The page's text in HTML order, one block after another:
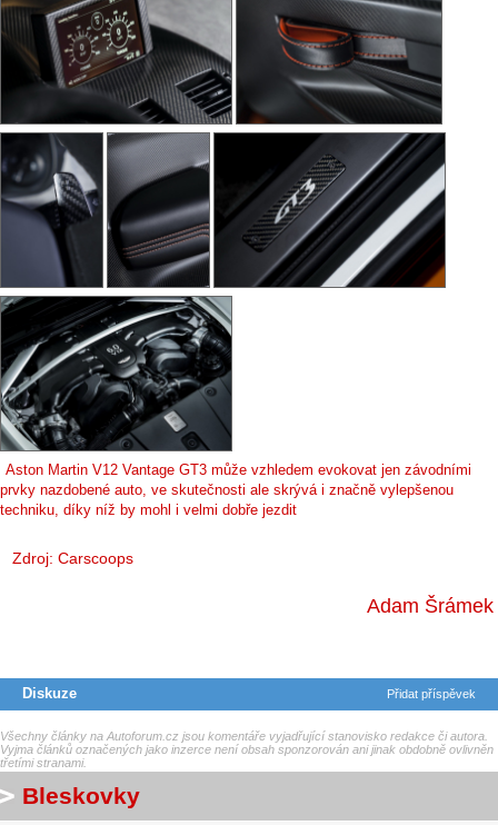
Aston Martin V12 Vantage GT3 může vzhledem evokovat jen závodními
prvky nazdobené auto, ve skutečnosti ale skrývá i značně vylepšenou
techniku, díky níž by mohl i velmi dobře jezdit
Zdroj: Carscoops
Adam Šrámek
Diskuze Přidat příspěvek
Všechny články na Autoforum.cz jsou komentáře vyjadřující stanovisko redakce či autora.
Vyjma článků označených jako inzerce není obsah sponzorován ani jinak obdobně ovlivněn
třetími stranami.
Bleskovky